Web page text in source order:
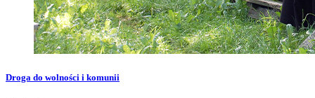
Droga do wolności i komunii